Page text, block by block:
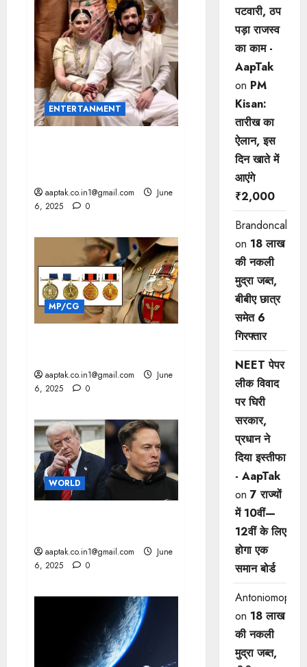
ENTERTANMENT
aaptak.co.in1@gmail.com
June
6, 2025
0
MP/CG
aaptak.co.in1@gmail.com
June
6, 2025
0
WORLD
aaptak.co.in1@gmail.com
June
6, 2025
0
पटवारी, ठप
पड़ा राजस्व
का काम -
AapTak
on PM
Kisan:
तारीख का
ऐलान, इस
दिन खाते में
आएंगे
₹2,000
Brandoncah
on 18 लाख
की नकली
मुद्रा जब्त,
बीबीए छात्र
समेत 6
गिरफ्तार
NEET पेपर
लीक विवाद
पर घिरी
सरकार,
प्रधान ने
दिया इस्तीफा
- AapTak
on 7 राज्यों
में 10वीं—
12वीं ​के लिए
होगा एक
समान बोर्ड
Antoniomop
on 18 लाख
की नकली
मुद्रा जब्त,